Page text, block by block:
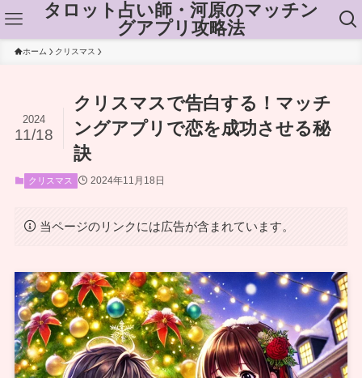
タロット占い師・河原のマッチン
グアプリ攻略法
ホーム クリスマス
クリスマスで告白する！マッチ
ングアプリで恋を成功させる秘
訣
2024
11/18
クリスマス 2024年11月18日
当ページのリンクには広告が含まれています。